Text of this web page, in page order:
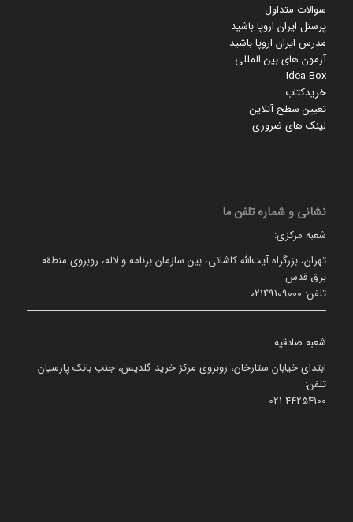
سوالات متداول
پرسنل ایران اروپا باشید
مدرس ایران اروپا باشید
آزمون های بین المللی
Idea Box
خریدکتاب
تعیین سطح آنلاین
لینک های ضروری
نشانی و شماره تلفن ما
شعبه مرکزی:
تهران، بزرگراه آیت‌الله کاشانی، بین سازمان برنامه و لاله، روبروی منطقه
برق قدس
تلفن: 02149109000
شعبه صادقیه:
ابتدای خیابان ستارخان، روبروی مرکز خرید گلدیس، جنب بانک پارسیان
تلفن:
021-44254100